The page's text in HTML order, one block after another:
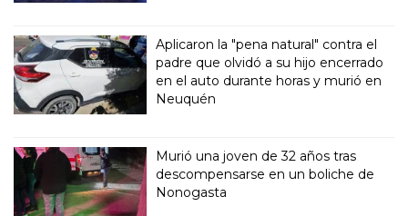
Aplicaron la "pena natural" contra el
padre que olvidó a su hijo encerrado
en el auto durante horas y murió en
Neuquén
Murió una joven de 32 años tras
descompensarse en un boliche de
Nonogasta